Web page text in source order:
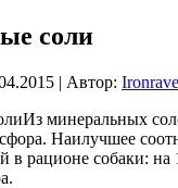
соли
| Автор:
Из минеральных
Наилучшее
в рационе собаки: на